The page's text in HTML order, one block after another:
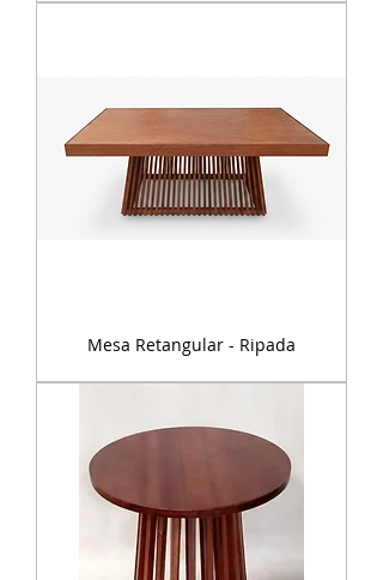
Mesa Retangular - Ripada